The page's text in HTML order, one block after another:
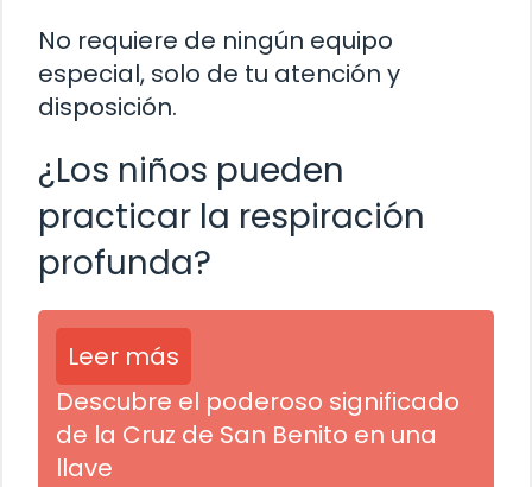
No requiere de ningún equipo
especial, solo de tu atención y
disposición.
¿Los niños pueden
practicar la respiración
profunda?
Leer más
Descubre el poderoso significado
de la Cruz de San Benito en una
llave